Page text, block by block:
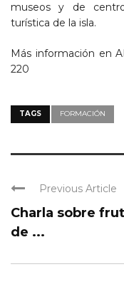
museos y de
turística de la isla.
Más información en
220
TAGS FORMACIÓN
Previous Article
Charla sobre
de ...